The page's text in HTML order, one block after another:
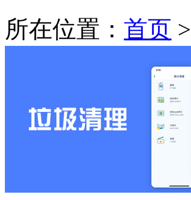
所在位置： 首页 >